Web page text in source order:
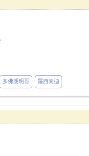
多佛朗明哥 羅西南迪